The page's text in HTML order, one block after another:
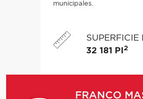
municipales.
SUPERFICIE
32 181 PI 2
FRANCO